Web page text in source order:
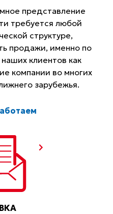
представление
требуется любой
структуре,
продажи, именно по
клиентов как
компании во многих
зарубежья.